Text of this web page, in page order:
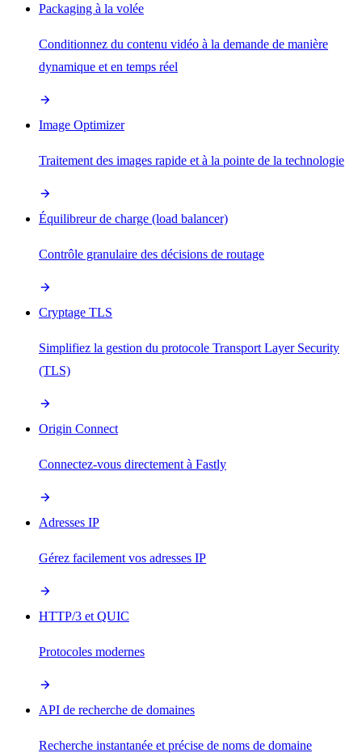
Packaging à la volée
Conditionnez du contenu vidéo à la demande de manière
dynamique et en temps réel
Image Optimizer
Traitement des images rapide et à la pointe de la technologie
Équilibreur de charge (load balancer)
Contrôle granulaire des décisions de routage
Cryptage TLS
Simplifiez la gestion du protocole Transport Layer Security
(TLS)
Origin Connect
Connectez-vous directement à Fastly
Adresses IP
Gérez facilement vos adresses IP
HTTP/3 et QUIC
Protocoles modernes
API de recherche de domaines
Recherche instantanée et précise de noms de domaine